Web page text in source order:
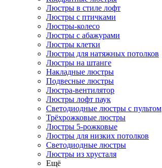
Люстры в стиле лофт
Люстры с птичками
Люстры-колесо
Люстры с абажурами
Люстры клетки
Люстры для натяжных потолков
Люстры на штанге
Накладные люстры
Подвесные люстры
Люстра-вентилятор
Люстры лофт паук
Светодиодные люстры с пультом
Трёхрожковые люстры
Люстры 5-рожковые
Люстры для низких потолков
Cветодиодные люстры
Люстры из хрусталя
Ещё